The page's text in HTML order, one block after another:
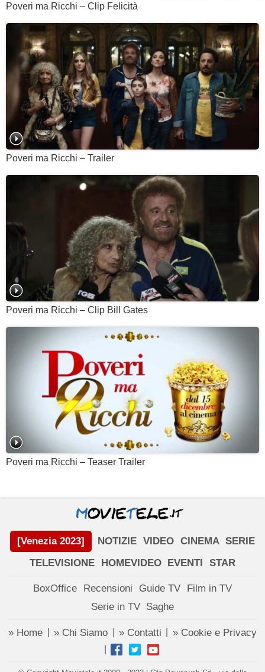
Poveri ma Ricchi – Clip Felicità
Poveri ma Ricchi – Trailer
Poveri ma Ricchi – Clip Bill Gates
Poveri ma Ricchi – Teaser Trailer
[Venezia 2023] NOTIZIE VIDEO CINEMA SERIE
TELEVISIONE
HOMEVIDEO EVENTI STAR
BoxOffice Recensioni Guide TV
Film in TV
Serie in TV Saghe
» Home » Chi Siamo » Contatti » Cookie e Privacy